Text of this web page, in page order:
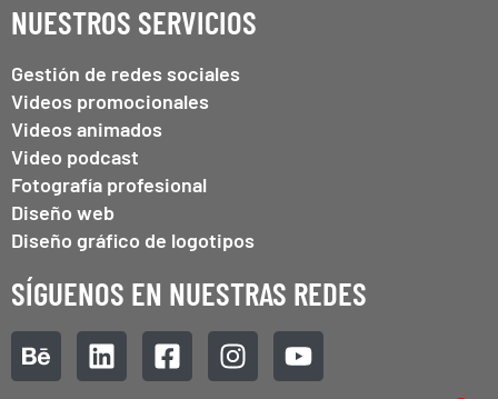
NUESTROS SERVICIOS
Gestión de redes sociales
Videos promocionales
Videos animados
Video podcast
Fotografía profesional
Diseño web
Diseño gráfico de logotipos
SÍGUENOS EN NUESTRAS REDES